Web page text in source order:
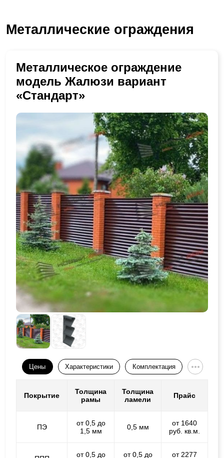
изготовление металлических
Металлические ограждения
Металлическое ограждение
модель Жалюзи вариант
«Стандарт»
Цены Характеристики Комплектация
Покрытие
Толщина
рамы
Толщина
ламели
Прайс
ПЭ
от 0,5 до
1,5 мм
0,5 мм
от 1640
руб. кв.м.
от 0,5 до
от 0,5 до
от 2277